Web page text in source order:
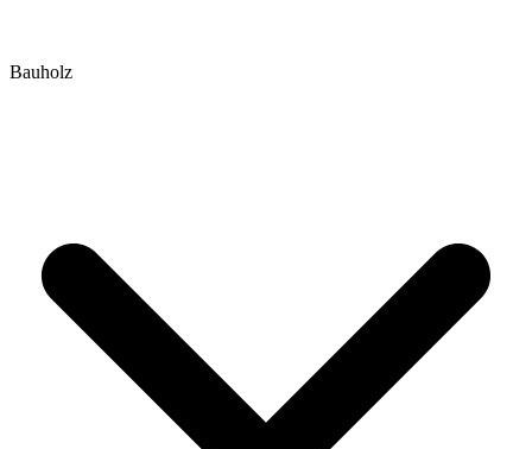
Bauholz